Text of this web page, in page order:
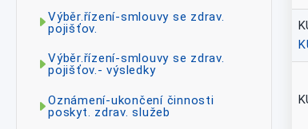
Výběr.řízení-smlouvy se zdrav.
pojišťov.
Výběr.řízení-smlouvy se zdrav.
pojišťov.- výsledky
Oznámení-ukončení činnosti
poskyt. zdrav. služeb